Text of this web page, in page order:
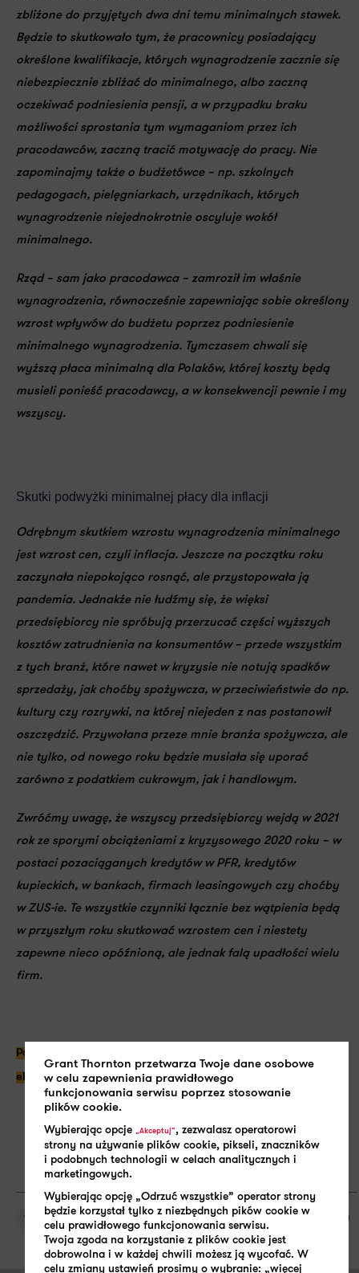
zbliżone do przyjętych dwa dni temu minimalnych stawek.
Będzie to skutkowało tym, że pracownicy posiadający
określone kwalifikacje, których wynagrodzenie zacznie się
niebezpiecznie zbliżać do minimalnego, albo zaczną
oczekiwać podniesienia pensji, a w przypadku braku
możliwości sprostania tym wymaganiom przez ich
pracodawców, zaczną tracić motywację do pracy. Nie
zapominajmy także o budżetówce – np. szkolnych
pedagogach, pielęgniarkach, urzędnikach, których
wynagrodzenie niejednokrotnie oscyluje wokół
minimalnego.
Rząd – sam jako pracodawca – zamroził im właśnie
wynagrodzenia, równocześnie zapewniając sobie określony
wzrost wpływów do budżetu poprzez podniesienie
minimalnego wynagrodzenia. Tymczasem chwali się
wyższą płaca minimalną dla Polaków, której koszty będą
musieli ponieść pracodawcy, a w konsekwencji pewnie i my
wszyscy.
Skutki podwyżki minimalnej płacy dla inflacji
Odrębnym skutkiem wzrostu wynagrodzenia minimalnego
jest wzrost cen, czyli inflacja. Jeszcze na początku roku
zaczynała niepokojąco rosnąć, ale przystopowała ją
pandemia. Jednakże nie łudźmy się, że więksi
przedsiębiorcy nie spróbują przerzucać części wyższych
kosztów zatrudnienia na konsumentów – przede wszystkim
z tych branż, które nawet w kryzysie nie notują spadków
sprzedaży, jak choćby spożywcza, w przeciwieństwie do np.
kultury czy rozrywki, na której niejeden z nas postanowił
oszczędzić. Przywołana przeze mnie branża spożywcza, ale
nie tylko, od nowego roku będzie musiała się uporać
zarówno z podatkiem cukrowym, jak i handlowym.
Zwróćmy uwagę, że wszyscy przedsiębiorcy wejdą w 2021
rok ze sporymi obciążeniami z kryzysowego 2020 roku – w
postaci pozaciąganych kredytów w PFR, kredytów
kupieckich, w bankach, firmach leasingowych czy choćby
w ZUS-ie. Te wszystkie czynniki łącznie bez wątpienia będą
w przyszłym roku skutkować wzrostem cen i niestety
zapewne nieco opóźnioną, ale jednak falą upadłości wielu
firm.
Potrzebujesz więcej informacji? Skontaktuj się z naszym
ekspertem, Moniką Smulewicz >> (klik).
Wynagrodzenie SHARE:
Grant Thornton przetwarza Twoje dane osobowe
w celu zapewnienia prawidłowego
funkcjonowania serwisu poprzez stosowanie
plików cookie.
Wybierając opcje„Akceptuj”, zezwalasz operatorowi
strony na używanie plików cookie, pikseli, znaczników
i podobnych technologii w celach analitycznych i
marketingowych.
Wybierając opcję „Odrzuć wszystkie” operator strony
będzie korzystał tylko z niezbędnych pików cookie w
celu prawidłowego funkcjonowania serwisu.
Twoja zgoda na korzystanie z plików cookie jest
dobrowolna i w każdej chwili możesz ją wycofać. W
celu zmiany ustawień prosimy o wybranie: „więcej